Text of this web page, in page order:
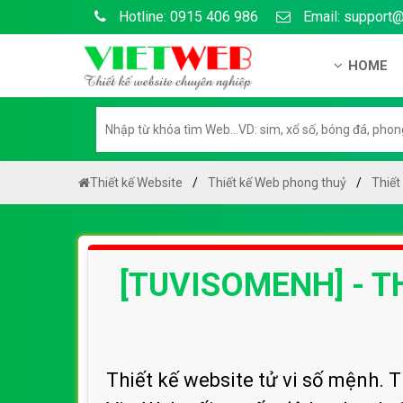
Hotline: 0915 406 986 Email:
HOME
Hướng
Chính
Chính
Thiết kế Website Thiết kế Web phong thuỷ Thiết
[TUVISOMENH] -
Thiết kế website tử vi số mệnh.